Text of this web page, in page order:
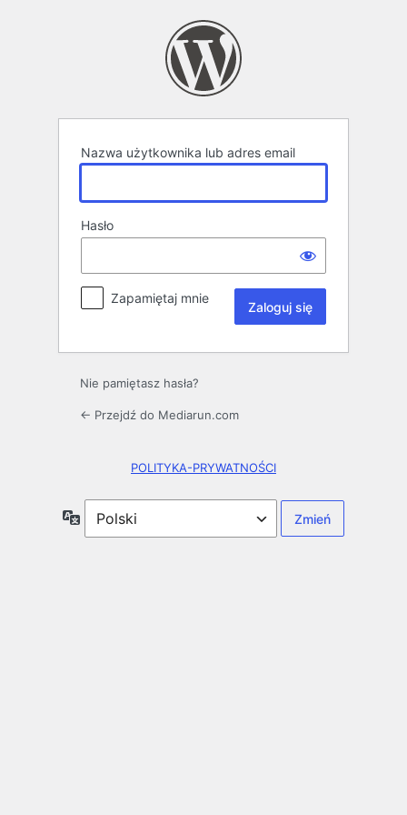
Nazwa użytkownika lub adres email
Hasło
Zapamiętaj mnie
Nie pamiętasz hasła?
← Przejdź do Mediarun.com
POLITYKA-PRYWATNOŚCI
Język